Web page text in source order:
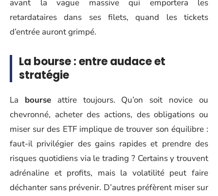
avant la vague massive qui emportera les
retardataires dans ses filets, quand les tickets
d’entrée auront grimpé.
La bourse : entre audace et
stratégie
La bourseattire toujours. Qu’on soit novice ou
chevronné, acheter des actions, des obligations ou
miser sur des ETF implique de trouver son équilibre :
faut-il privilégier des gains rapides et prendre des
risques quotidiens via le trading ? Certains y trouvent
adrénaline et profits, mais la volatilité peut faire
déchanter sans prévenir. D’autres préfèrent miser sur